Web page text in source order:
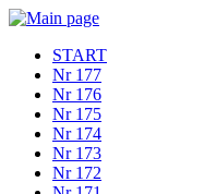
START
Nr 177
Nr 176
Nr 175
Nr 174
Nr 173
Nr 172